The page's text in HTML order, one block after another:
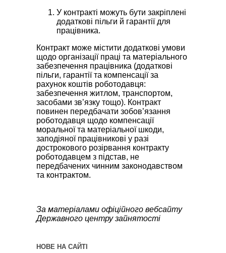
У контракті можуть бути закріплені
додаткові пільги й гарантії для
працівника.
Контракт може містити додаткові умови
щодо організації праці та матеріального
забезпечення працівника (додаткові
пільги, гарантії та компенсації за
рахунок коштів роботодавця:
забезпечення житлом, транспортом,
засобами зв’язку тощо). Контракт
повинен передбачати зобов’язання
роботодавця щодо компенсації
моральної та матеріальної шкоди,
заподіяної працівникові у разі
дострокового розірвання контракту
роботодавцем з підстав, не
передбачених чинним законодавством
та контрактом.
За матеріалами офіційного вебсайту
Державного центру зайнятості
НОВЕ НА САЙТІ